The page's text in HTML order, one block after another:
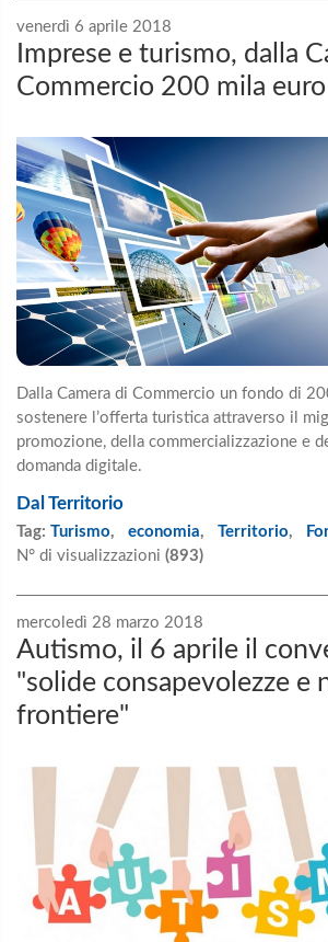
venerdì 6 aprile 2018
Imprese e turismo, dalla
Commercio 200 mila euro
Dalla Camera di Commercio un fondo di
sostenere l’offerta turistica attraverso il
promozione, della commercializzazione e
domanda digitale.
Dal Territorio
Tag: Turismo, economia, Territorio,
N° di visualizzazioni (893)
mercoledì 28 marzo 2018
Autismo, il 6 aprile il
"solide consapevolezze e
frontiere"